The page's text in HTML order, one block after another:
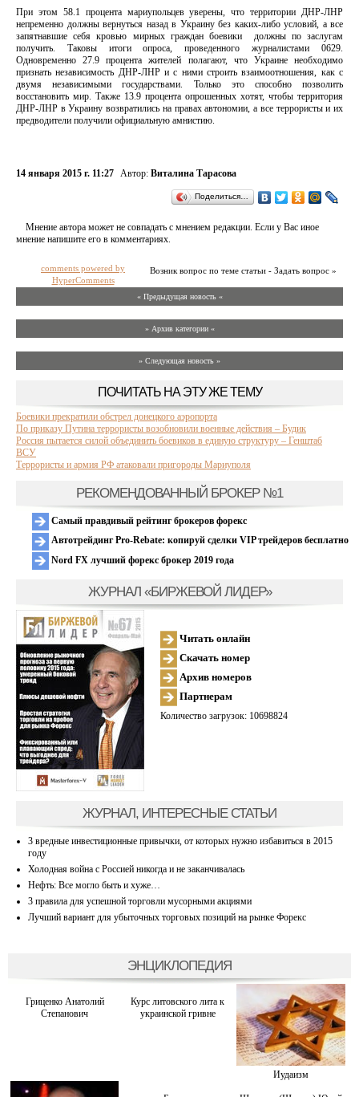
При этом 58.1 процента мариупольцев уверены, что территории ДНР-ЛНР
непременно должны вернуться назад в Украину без каких-либо условий, а все
запятнавшие себя кровью мирных граждан боевики должны по заслугам
получить. Таковы итоги опроса, проведенного журналистами 0629.
Одновременно 27.9 процента жителей полагают, что Украине необходимо
признать независимость ДНР-ЛНР и с ними строить взаимоотношения, как с
двумя независимыми государствами. Только это способно позволить
восстановить мир. Также 13.9 процента опрошенных хотят, чтобы территория
ДНР-ЛНР в Украину возвратились на правах автономии, а все террористы и их
предводители получили официальную амнистию.
14 января 2015 г. 11:27 Автор: Виталина Тарасова
Поделиться…
Мнение автора может не совпадать с мнением редакции. Если у Вас иное
мнение напишите его в комментариях.
Возник вопрос по теме статьи - Задать вопрос »
comments powered by
HyperComments
« Предыдущая новость «
» Архив категории «
» Следующая новость »
ПОЧИТАТЬ НА ЭТУ ЖЕ ТЕМУ
Боевики прекратили обстрел донецкого аэропорта
По приказу Путина террористы возобновили военные действия – Будик
Россия пытается силой объединить боевиков в единую структуру – Генштаб
ВСУ
Террористы и армия РФ атаковали пригороды Мариуполя
РЕКОМЕНДОВАННЫЙ БРОКЕР №1
Самый правдивый рейтинг брокеров форекс
Автотрейдинг Pro-Rebate: копируй сделки VIP трейдеров бесплатно
Nord FX лучший форекс брокер 2019 года
ЖУРНАЛ «БИРЖЕВОЙ ЛИДЕР»
Читать онлайн
Скачать номер
Архив номеров
Партнерам
Количество загрузок: 10698824
ЖУРНАЛ, ИНТЕРЕСНЫЕ СТАТЬИ
3 вредные инвестиционные привычки, от которых нужно избавиться в 2015
году
Холодная война с Россией никогда и не заканчивалась
Нефть: Все могло быть и хуже…
3 правила для успешной торговли мусорными акциями
Лучший вариант для убыточных торговых позиций на рынке Форекс
ЭНЦИКЛОПЕДИЯ
Гриценко Анатолий
Степанович
Курс литовского лита к
украинской гривне
Иудаизм